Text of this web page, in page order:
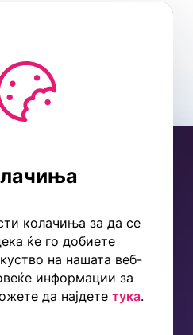
колачиња за да се
ќе го добиете
на нашата веб-
информации за
да најдете тука.